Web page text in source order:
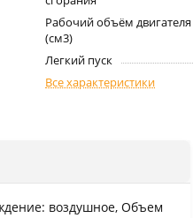
Рабочий объём двигателя
(см3)
Легкий пуск
Все характеристики
воздушное, Объем